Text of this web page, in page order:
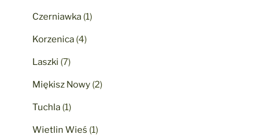
Czerniawka (1)
Korzenica (4)
Laszki (7)
Miękisz Nowy (2)
Tuchla (1)
Wietlin Wieś (1)